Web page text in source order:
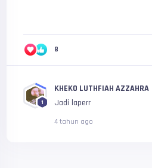
8
1
KHEKO LUTHFIAH AZZAHRA
Jadi laperr
4 tahun ago